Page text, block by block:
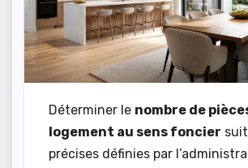
Déterminer le nombre de
logement au sens foncier
précises définies par